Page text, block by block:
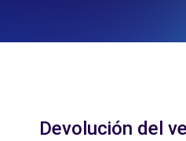
Devolución del